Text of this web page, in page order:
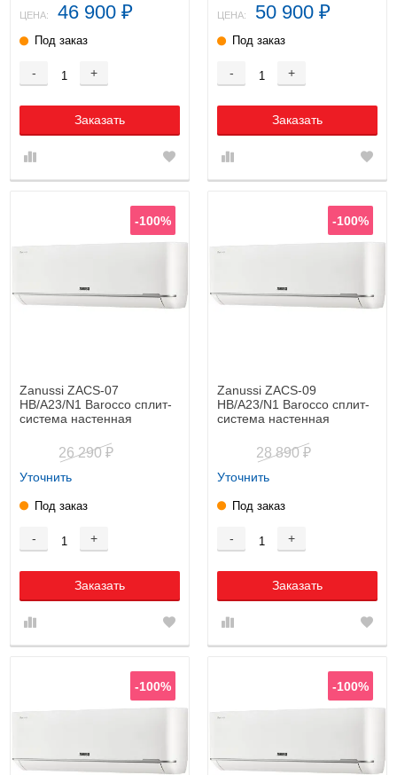
ЦЕНА: 46 900 ₽
Под заказ
- +
Заказать
ЦЕНА: 50 900 ₽
Под заказ
- +
Заказать
-100%
Zanussi ZACS-07
HB/A23/N1 Barocco сплит-
система настенная
26 290 ₽
Уточнить
Под заказ
- +
Заказать
-100%
Zanussi ZACS-09
HB/A23/N1 Barocco сплит-
система настенная
28 890 ₽
Уточнить
Под заказ
- +
Заказать
-100% -100%